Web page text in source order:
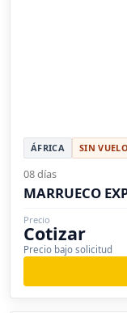
ÁFRICA SIN VUELO
08 días
MARRUECO
Precio
Cotizar
Precio bajo solicitud